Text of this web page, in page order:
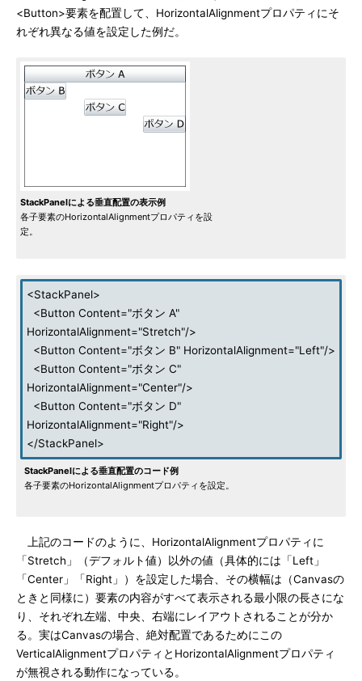
<Button>要素を配置して、HorizontalAlignmentプロパティにそ
れぞれ異なる値を設定した例だ。
StackPanelによる垂直配置の表示例
各子要素のHorizontalAlignmentプロパティを設
定。
<StackPanel>
<Button Content="ボタン A"
HorizontalAlignment="Stretch"/>
<Button Content="ボタン B" HorizontalAlignment="Left"/>
<Button Content="ボタン C"
HorizontalAlignment="Center"/>
<Button Content="ボタン D"
HorizontalAlignment="Right"/>
</StackPanel>
StackPanelによる垂直配置のコード例
各子要素のHorizontalAlignmentプロパティを設定。
上記のコードのように、HorizontalAlignmentプロパティに
「Stretch」（デフォルト値）以外の値（具体的には「Left」
「Center」「Right」）を設定した場合、その横幅は（Canvasの
ときと同様に）要素の内容がすべて表示される最小限の長さにな
り、それぞれ左端、中央、右端にレイアウトされることが分か
る。実はCanvasの場合、絶対配置であるためにこの
VerticalAlignmentプロパティとHorizontalAlignmentプロパティ
が無視される動作になっている。